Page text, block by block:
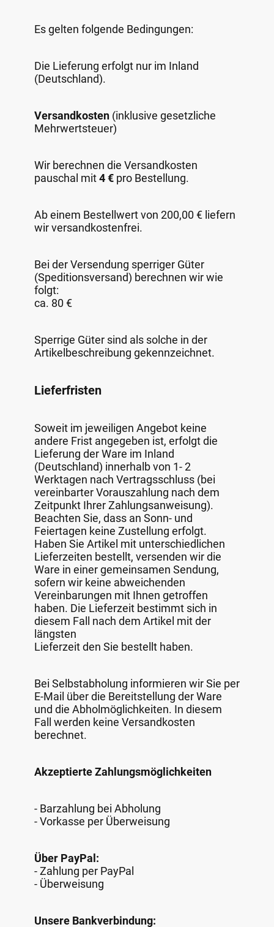
Es gelten folgende Bedingungen:
Die Lieferung erfolgt nur im Inland
(Deutschland).
Versandkosten (inklusive gesetzliche
Mehrwertsteuer)
Wir berechnen die Versandkosten
pauschal mit4 € pro Bestellung.
Ab einem Bestellwert von 200,00 € liefern
wir versandkostenfrei.
Bei der Versendung sperriger Güter
(Speditionsversand) berechnen wir wie
folgt:
ca. 80 €
Sperrige Güter sind als solche in der
Artikelbeschreibung gekennzeichnet.
Lieferfristen
Soweit im jeweiligen Angebot keine
andere Frist angegeben ist, erfolgt die
Lieferung der Ware im Inland
(Deutschland) innerhalb von 1- 2
Werktagen nach Vertragsschluss (bei
vereinbarter Vorauszahlung nach dem
Zeitpunkt Ihrer Zahlungsanweisung).
Beachten Sie, dass an Sonn- und
Feiertagen keine Zustellung erfolgt.
Haben Sie Artikel mit unterschiedlichen
Lieferzeiten bestellt, versenden wir die
Ware in einer gemeinsamen Sendung,
sofern wir keine abweichenden
Vereinbarungen mit Ihnen getroffen
haben. Die Lieferzeit bestimmt sich in
diesem Fall nach dem Artikel mit der
längsten
Lieferzeit den Sie bestellt haben.
Bei Selbstabholung informieren wir Sie per
E-Mail über die Bereitstellung der Ware
und die Abholmöglichkeiten. In diesem
Fall werden keine Versandkosten
berechnet.
Akzeptierte Zahlungsmöglichkeiten
- Barzahlung bei Abholung
- Vorkasse per Überweisung
Über PayPal:
- Zahlung per PayPal
- Überweisung
Unsere Bankverbindung: